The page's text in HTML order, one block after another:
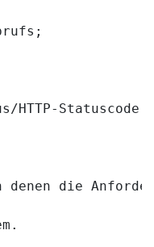
HTTP-Statuscode;
denen die